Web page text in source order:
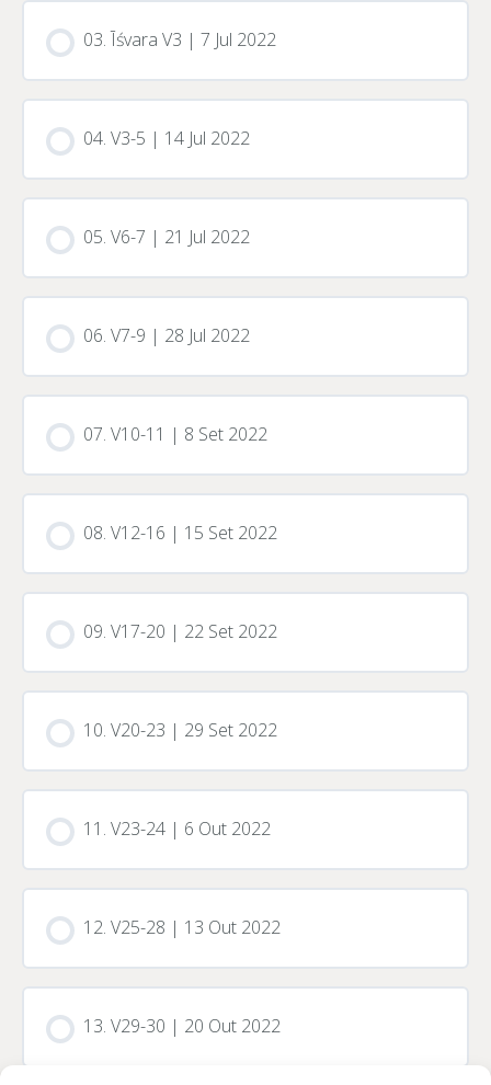
03. Īśvara V3 | 7 Jul 2022
04. V3-5 | 14 Jul 2022
05. V6-7 | 21 Jul 2022
06. V7-9 | 28 Jul 2022
07. V10-11 | 8 Set 2022
08. V12-16 | 15 Set 2022
09. V17-20 | 22 Set 2022
10. V20-23 | 29 Set 2022
11. V23-24 | 6 Out 2022
12. V25-28 | 13 Out 2022
13. V29-30 | 20 Out 2022